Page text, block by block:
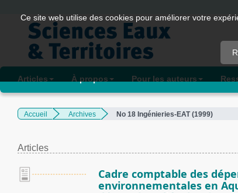
Quick
jump
page
content
Navigation
Main
Sidebar
Articles À propos Pour les auteurs
Accueil Archives No 18 Ingénieries-EAT (1999)
Articles
Cadre comptable des
environnementales en
Ce site web utilise des cookies pour améliorer votre